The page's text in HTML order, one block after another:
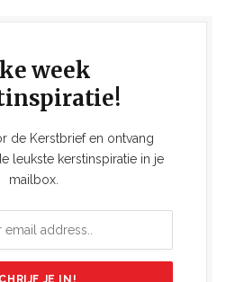
week
de Kerstbrief en ontvang
leukste kerstinspiratie in je
mailbox.